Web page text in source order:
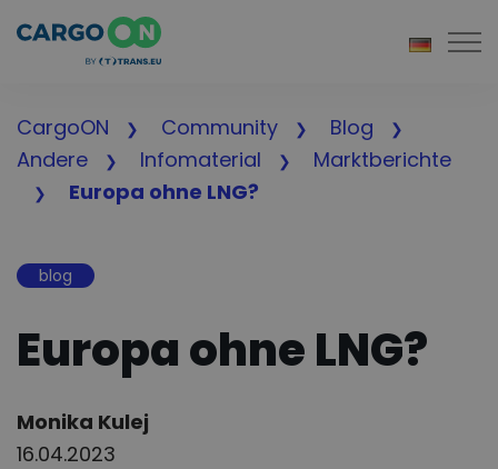
CargoON Community
Blog
Andere
Infomaterial
Marktberichte
Europa ohne LNG?
blog
Europa ohne LNG?
Author:
Monika Kulej
16.04.2023